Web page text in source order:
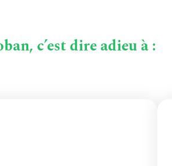
c’est dire adieu à :